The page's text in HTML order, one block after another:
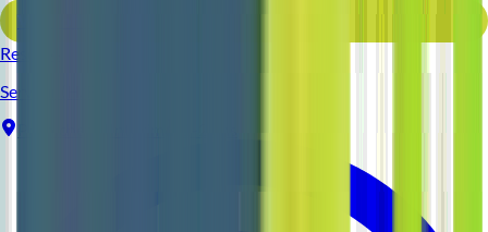
Reso 44
Serveur (H/F)